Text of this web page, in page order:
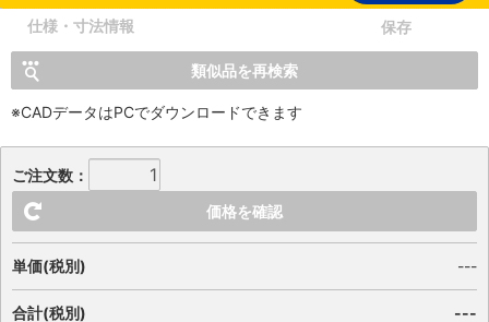
仕様・寸法情報 保存
類似品を再検索
※CADデータはPCでダウンロードできます
ご注文数：
価格を確認
単価(税別) ---
合計(税別)
---